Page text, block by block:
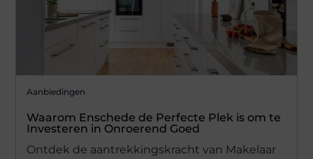
Aanbiedingen
Waarom Enschede de Perfecte Plek is om te
Investeren in Onroerend Goed
Ontdek de aantrekkingskracht van Makelaar